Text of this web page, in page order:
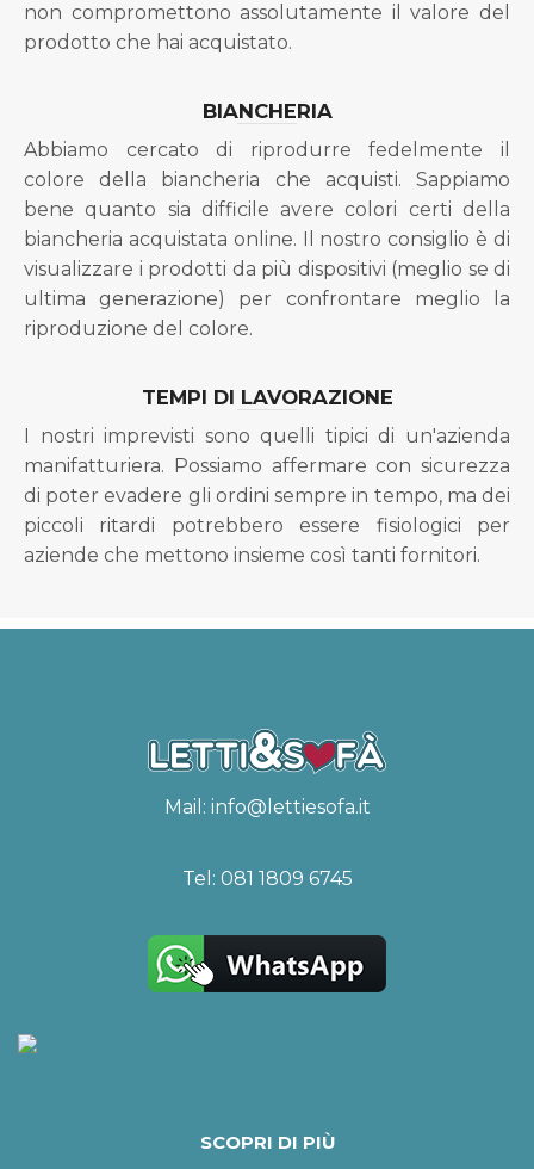
non compromettono assolutamente il valore del
prodotto che hai acquistato.
BIANCHERIA
Abbiamo cercato di riprodurre fedelmente il
colore della biancheria che acquisti. Sappiamo
bene quanto sia difficile avere colori certi della
biancheria acquistata online. Il nostro consiglio è di
visualizzare i prodotti da più dispositivi (meglio se di
ultima generazione) per confrontare meglio la
riproduzione del colore.
TEMPI DI LAVORAZIONE
I nostri imprevisti sono quelli tipici di un'azienda
manifatturiera. Possiamo affermare con sicurezza
di poter evadere gli ordini sempre in tempo, ma dei
piccoli ritardi potrebbero essere fisiologici per
aziende che mettono insieme così tanti fornitori.
Mail: info@lettiesofa.it
Tel: 081 1809 6745
SCOPRI DI PIÙ